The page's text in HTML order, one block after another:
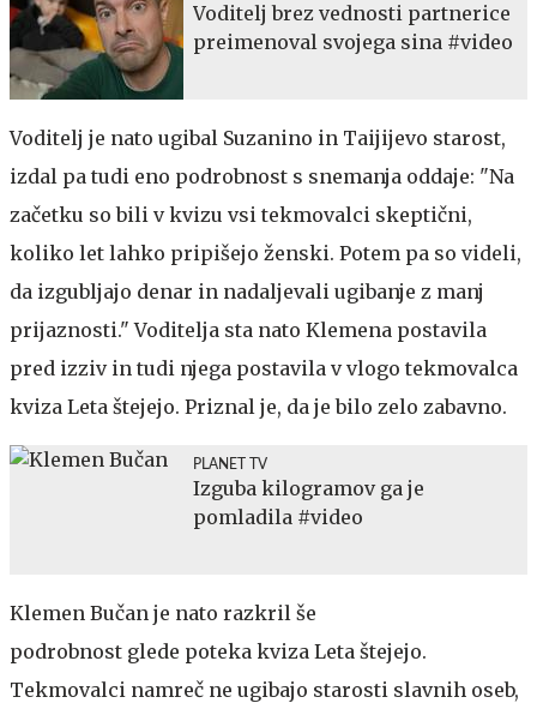
Voditelj brez vednosti partnerice
preimenoval svojega sina #video
Voditelj je nato ugibal Suzanino in Taijijevo starost,
izdal pa tudi eno podrobnost s snemanja oddaje: "Na
začetku so bili v kvizu vsi tekmovalci skeptični,
koliko let lahko pripišejo ženski. Potem pa so videli,
da izgubljajo denar in nadaljevali ugibanje z manj
prijaznosti." Voditelja sta nato Klemena postavila
pred izziv in tudi njega postavila v vlogo tekmovalca
kviza Leta štejejo. Priznal je, da je bilo zelo zabavno.
PLANET TV
Izguba kilogramov ga je
pomladila #video
Klemen Bučan je nato razkril še
podrobnost glede poteka kviza Leta štejejo.
Tekmovalci namreč ne ugibajo starosti slavnih oseb,